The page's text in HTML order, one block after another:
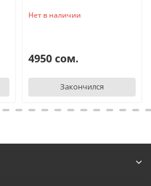
Нет в наличии
4950 сом.
Закончился